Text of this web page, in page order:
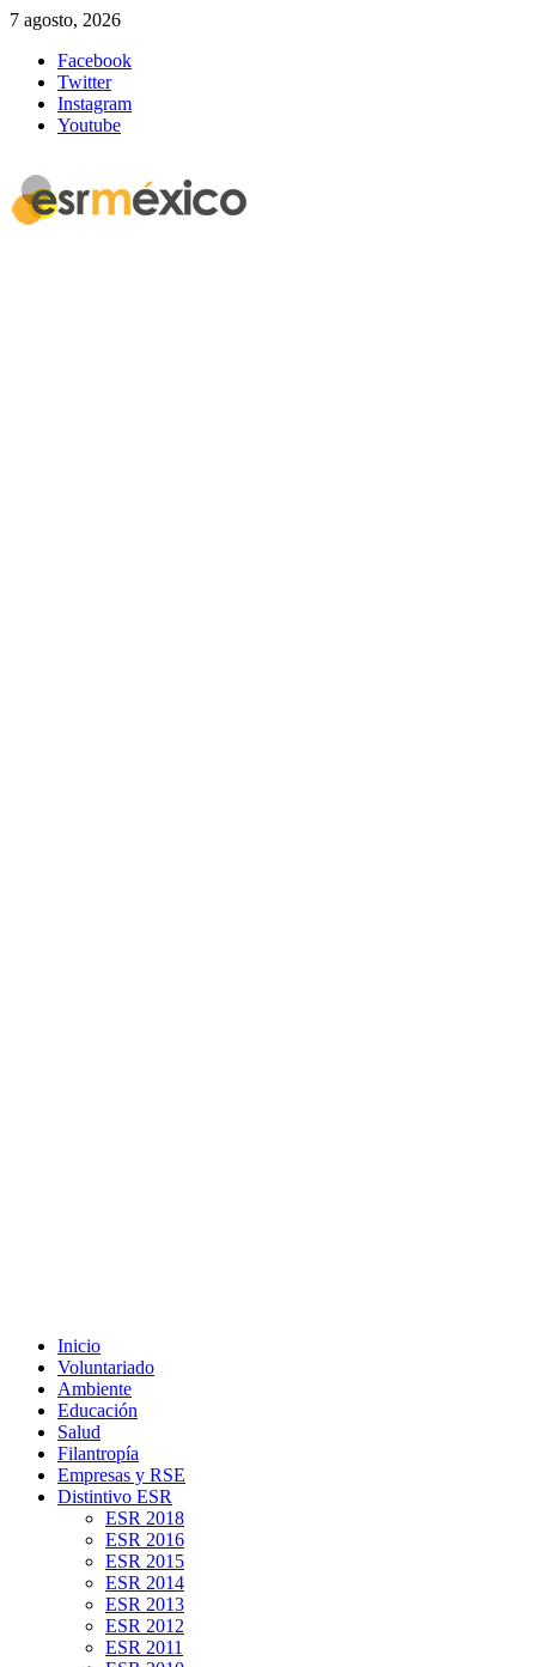
7 agosto, 2026
Facebook
Twitter
Instagram
Youtube
Inicio
Voluntariado
Ambiente
Educación
Salud
Filantropía
Empresas y RSE
Distintivo ESR
ESR 2018
ESR 2016
ESR 2015
ESR 2014
ESR 2013
ESR 2012
ESR 2011